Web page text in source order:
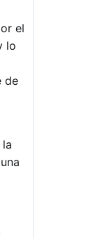
el
lo
de